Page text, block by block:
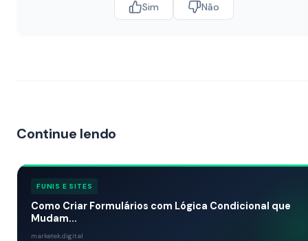
Sim Não
Continue lendo
FUNIS E SITES
Como Criar Formulários com Lógica Condicional que
Mudam...
marketek.digital